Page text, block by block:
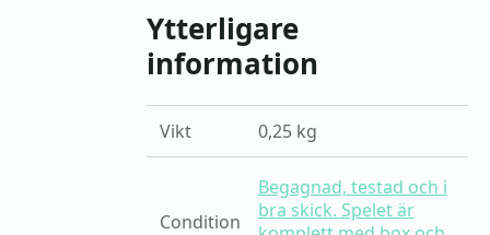
mängd
Ytterligare
information
Vikt 0,25 kg
Condition
Begagnad, testad och i
bra skick. Spelet är